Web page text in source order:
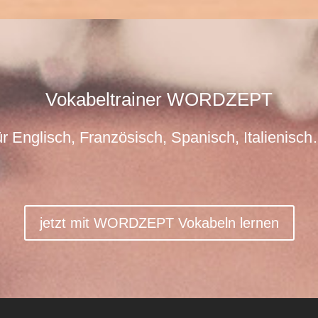
Vokabeltrainer WORDZEPT
Englisch, Französisch, Spanisch,
jetzt mit WORDZEPT Vokabeln lernen